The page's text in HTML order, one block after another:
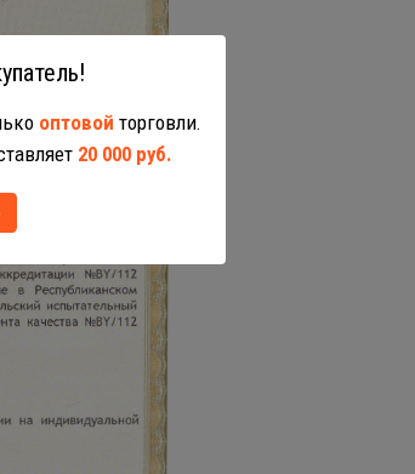
оптовой торговли.
20 000 руб.